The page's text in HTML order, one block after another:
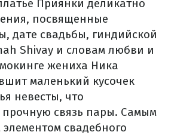
Приянки деликатно
посвященные
дате свадьбы, гиндийской
Shivay и словам любви и
жениха Ника
маленький кусочек
невесты, что
прочную связь пары. Самым
свадебного